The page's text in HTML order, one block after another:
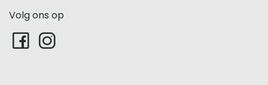
Volg ons op